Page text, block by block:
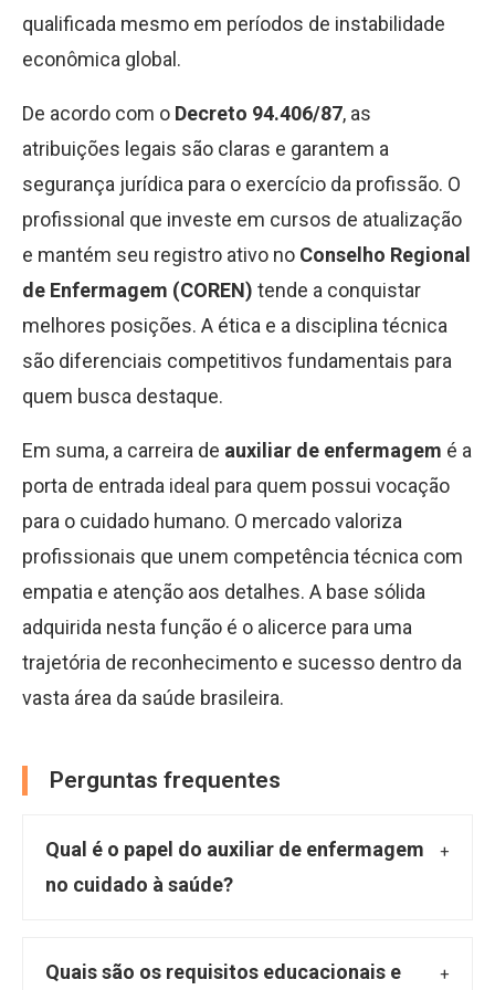
qualificada mesmo em períodos de instabilidade
econômica global.
De acordo com o Decreto 94.406/87, as
atribuições legais são claras e garantem a
segurança jurídica para o exercício da profissão. O
profissional que investe em cursos de atualização
e mantém seu registro ativo no Conselho Regional
de Enfermagem (COREN) tende a conquistar
melhores posições. A ética e a disciplina técnica
são diferenciais competitivos fundamentais para
quem busca destaque.
Em suma, a carreira de auxiliar de enfermagem é a
porta de entrada ideal para quem possui vocação
para o cuidado humano. O mercado valoriza
profissionais que unem competência técnica com
empatia e atenção aos detalhes. A base sólida
adquirida nesta função é o alicerce para uma
trajetória de reconhecimento e sucesso dentro da
vasta área da saúde brasileira.
Perguntas frequentes
Qual é o papel do auxiliar de enfermagem
no cuidado à saúde?
Quais são os requisitos educacionais e